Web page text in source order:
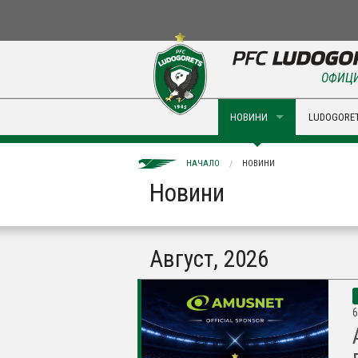
НОВИНИ
НАЧАЛО НОВИНИ
Новини
Август, 2026